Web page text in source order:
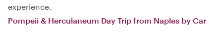
experience.
Pompeii & Herculaneum Day Trip from Naples by Car